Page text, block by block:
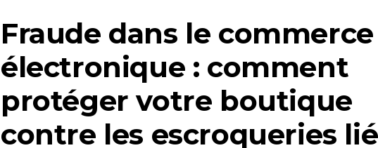
Fraude dans le commerce
électronique : comment
protéger votre boutique
contre les escroqueries